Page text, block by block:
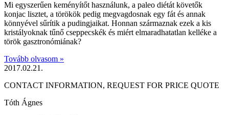
Mi egyszerűen keményítőt használunk, a paleo diétát követők
konjac lisztet, a törökök pedig megvagdosnak egy fát és annak
könnyével sűrítik a pudingjaikat. Honnan származnak ezek a kis
kristályoknak tűnő cseppecskék és miért elmaradhatatlan kelléke a
török gasztronómiának?
Tovább olvasom »
2017.02.21.
CONTACT INFORMATION, REQUEST FOR PRICE QUOTE
Tóth Ágnes